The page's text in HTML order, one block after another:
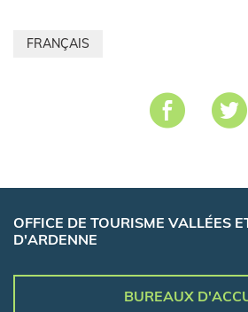
FRANÇAIS
OFFICE DE TOURISME VALLÉES
D'ARDENNE
BUREAUX